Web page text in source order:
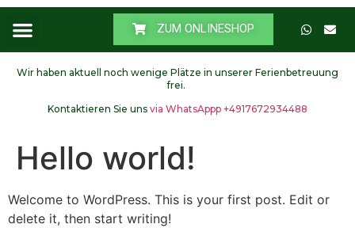
ZUM ONLINESHOP
Wir haben aktuell noch wenige Plätze in unserer Ferienbetreuung
frei.
Kontaktieren Sie uns via WhatsAppp +4917672934488
Hello world!
Welcome to WordPress. This is your first post. Edit or
delete it, then start writing!